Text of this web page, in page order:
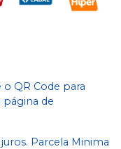
o QR Code para
de
Parcela Minima